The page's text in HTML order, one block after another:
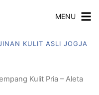
MENU
Kulit Pria – Aleta